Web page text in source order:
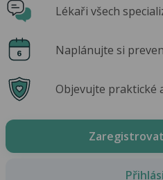
Lékaři všech
Naplánujte si
Objevujte praktické